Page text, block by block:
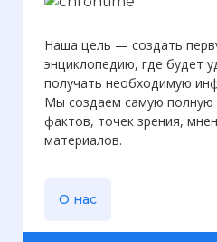
Наша цель — создать
энциклопедию, где будет
получать необходимую
Мы создаем самую полную
фактов, точек зрения,
материалов.
О нас